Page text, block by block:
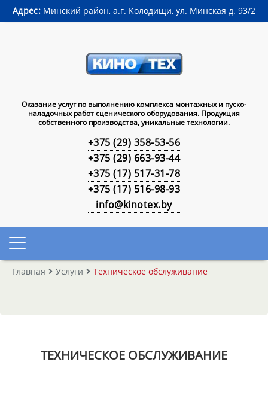
Адрес:Минский район, а.г. Колодищи, ул. Минская д. 93/2
Оказание услуг по выполнению комплекса монтажных и пуско-
наладочных работ сценического оборудования. Продукция
собственного производства, уникальные технологии.
+375 (29) 358-53-56
+375 (29) 663-93-44
+375 (17) 517-31-78
+375 (17) 516-98-93
info@kinotex.by
Главная Услуги Техническое обслуживание
ТЕХНИЧЕСКОЕ ОБСЛУЖИВАНИЕ